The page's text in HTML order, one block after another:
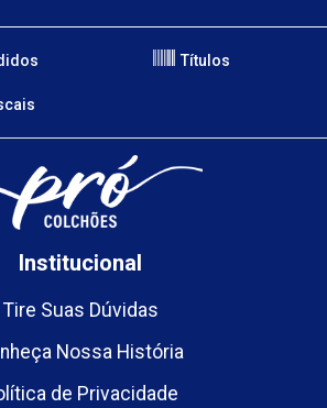
Títulos
Institucional
Tire Suas Dúvidas
Nossa História
de Privacidade